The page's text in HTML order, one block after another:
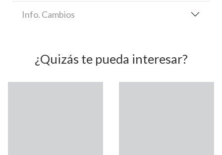
Info. Cambios
¿Quizás te pueda interesar?